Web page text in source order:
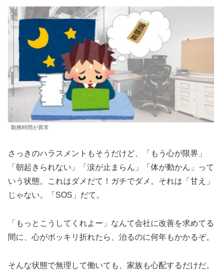
勤務時間が異常
さっきのハラスメントもそうだけど、「もう心が限界」
「朝起きられない」「涙が止まらん」「体が動かん」って
いう状態。これはダメだて！ガチでダメ。それは「甘え」
じゃない。「SOS」だて。
「もっとこうしてくれよー」なんて会社に改善を求めてる
間に、心がポッキリ折れたら、治るのに何年もかかるぞ。
そんな状態で無理して働いても、家族も心配するだけだ。